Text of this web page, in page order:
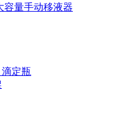
容量手动移液器
定瓶